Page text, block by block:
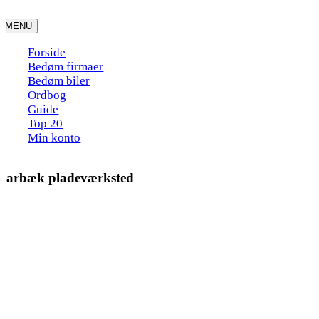
to
content
MENU
Forside
Bedøm firmaer
Bedøm biler
Ordbog
Guide
Top 20
Min konto
pladeværksted